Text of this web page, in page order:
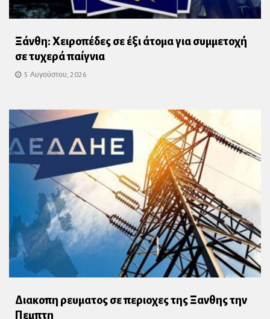
Ξάνθη: Χειροπέδες σε έξι άτομα για συμμετοχή
σε τυχερά παίγνια
5 Αυγούστου, 2026
Διακοπη ρευματος σε περιοχες της Ξανθης την
Πεμπτη